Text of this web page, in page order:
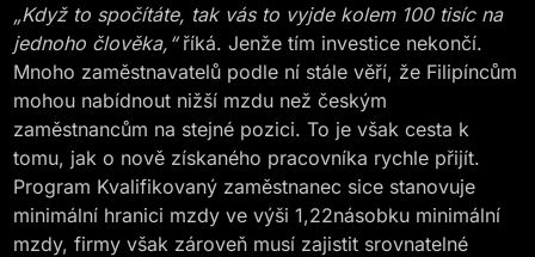
„Když to spočítáte, tak vás to vyjde kolem 100 tisíc na
jednoho člověka,“říká. Jenže tím investice nekončí.
Mnoho zaměstnavatelů podle ní stále věří, že Filipíncům
mohou nabídnout nižší mzdu než českým
zaměstnancům na stejné pozici. To je však cesta k
tomu, jak o nově získaného pracovníka rychle přijít.
Program Kvalifikovaný zaměstnanec sice stanovuje
minimální hranici mzdy ve výši 1,22násobku minimální
mzdy, firmy však zároveň musí zajistit srovnatelné